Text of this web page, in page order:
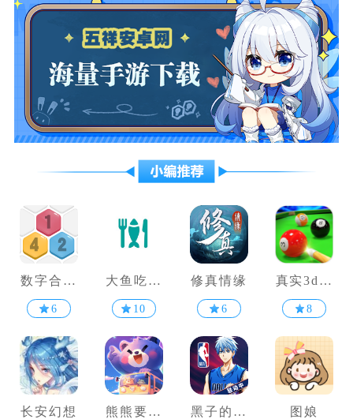
数字合合
乐
6
大鱼吃小
鱼
10
修真情缘
6
真实3d台
球
8
长安幻想
熊熊要回
黑子的篮
图娘